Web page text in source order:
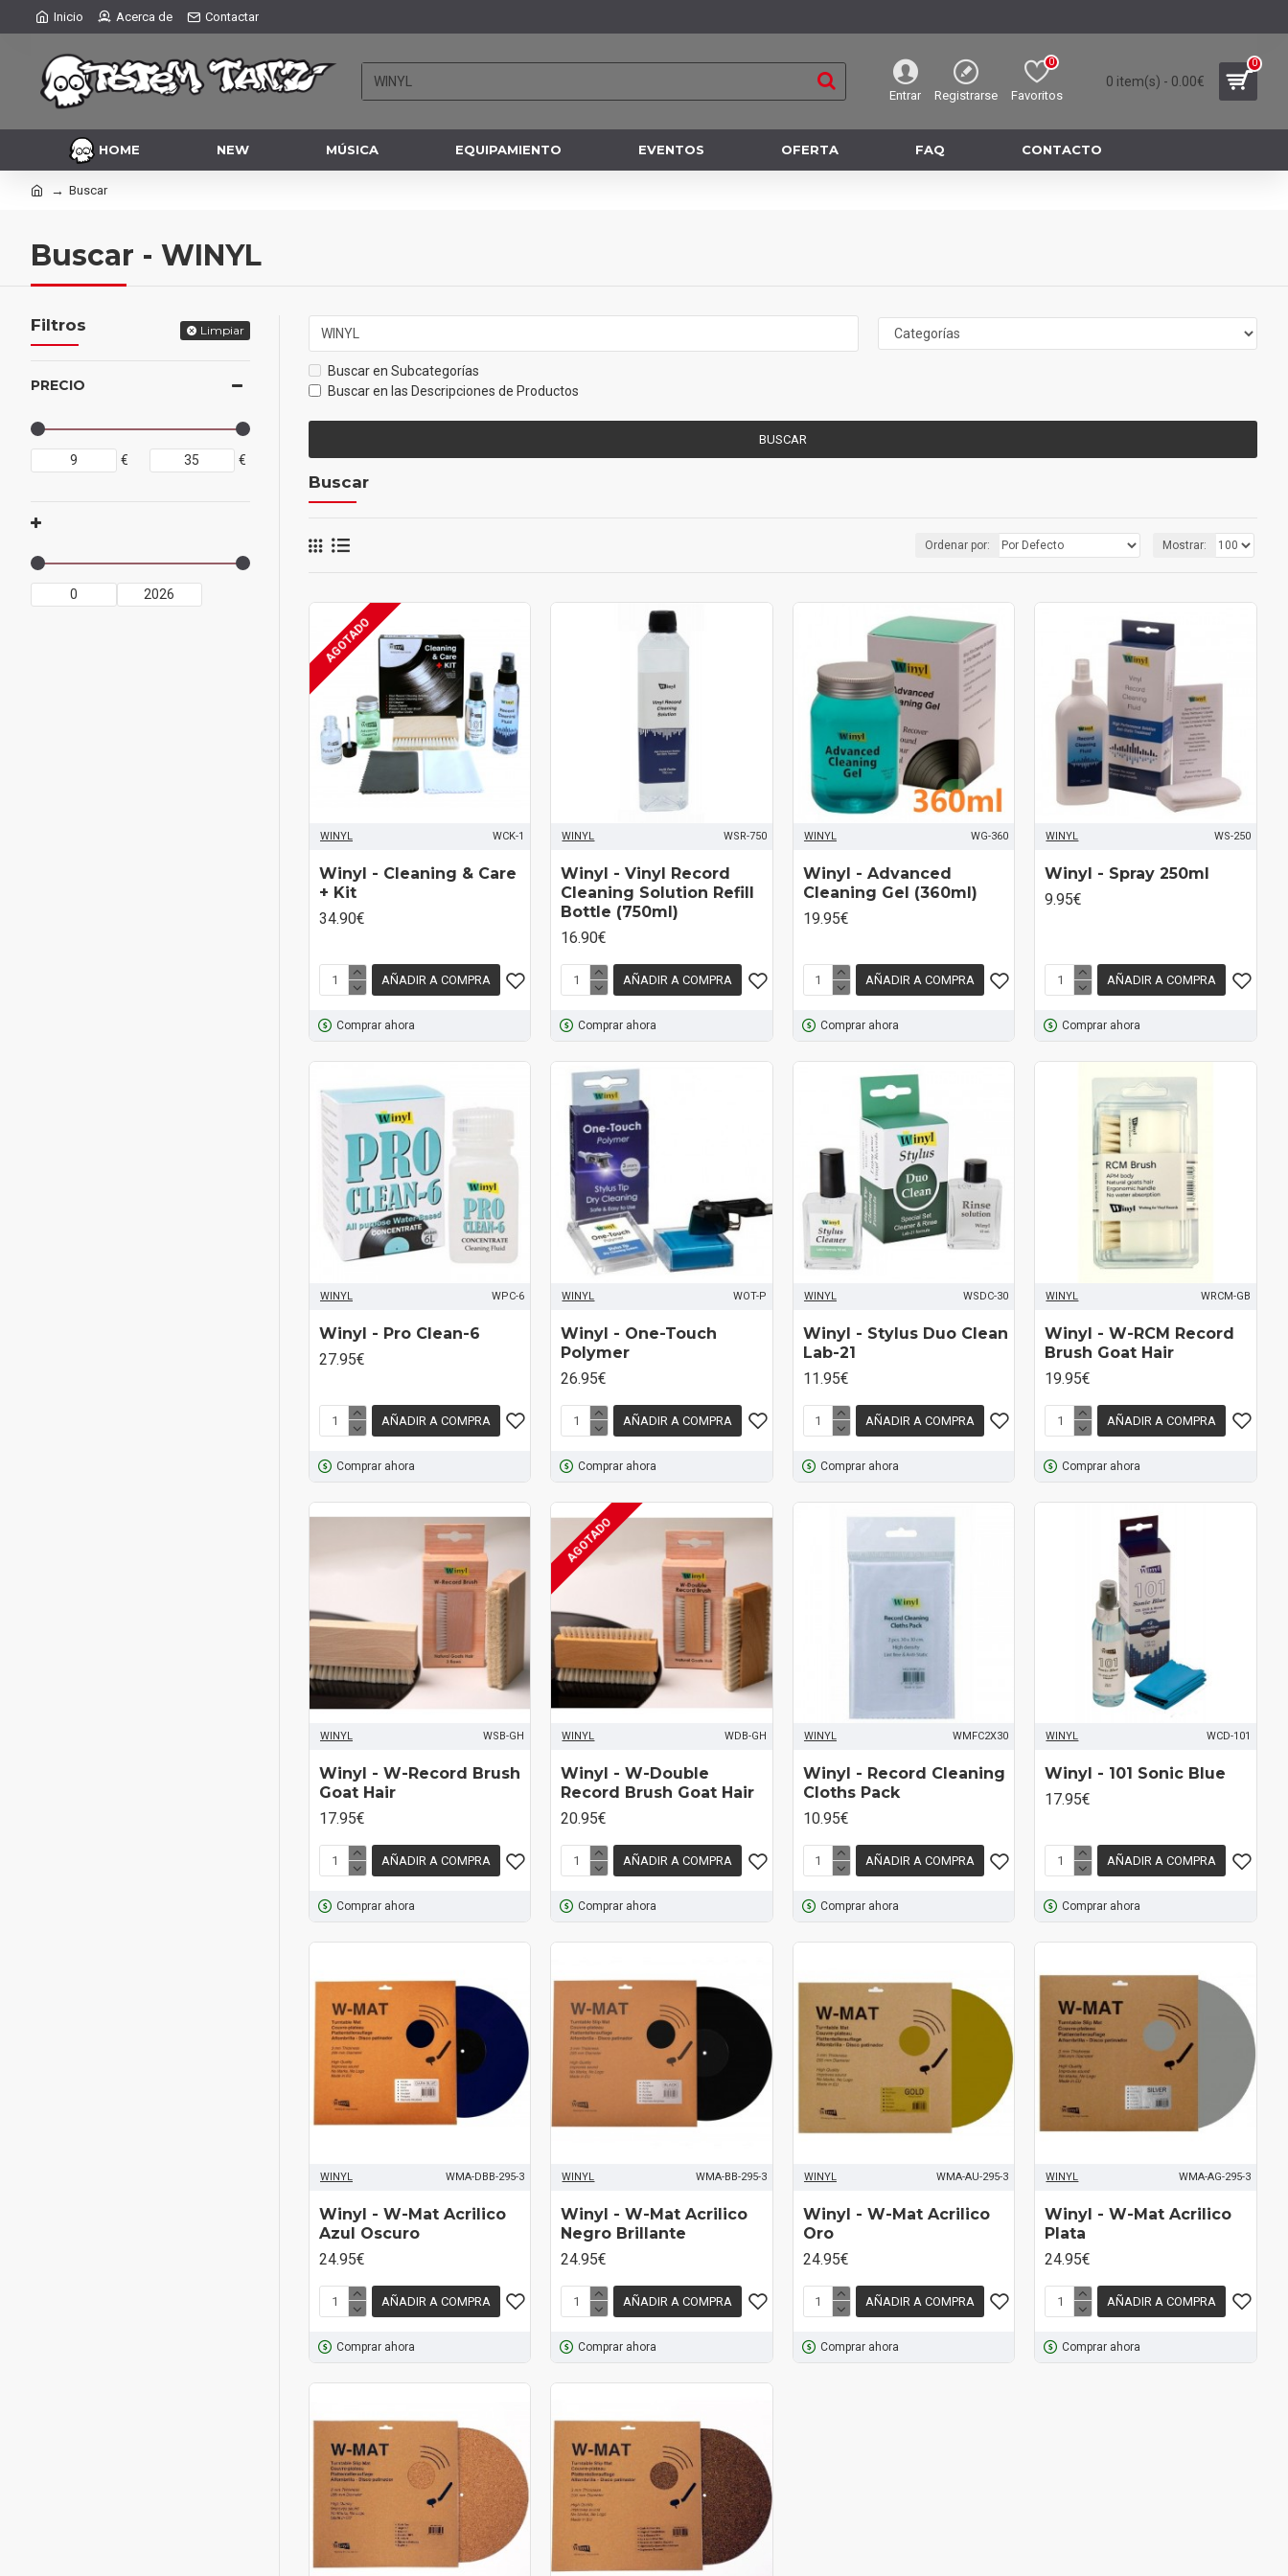
Inicio Acerca de Contactar
Entrar Registrarse Favoritos
0
0 item(s) - 0.00€
0
HOME NEW MÚSICA EQUIPAMIENTO EVENTOS OFERTA FAQ CONTACTO
Buscar
Buscar - WINYL
Filtros Limpiar
PRECIO
€ €
Buscar en Subcategorías
Buscar en las Descripciones de Productos
BUSCAR
Buscar
Ordenar por: Mostrar:
AGOTADO
WINYL WCK-1
Winyl - Cleaning & Care
+ Kit
34.90€
AÑADIR A COMPRA
Comprar ahora
WINYL WSR-750
Winyl - Vinyl Record
Cleaning Solution Refill
Bottle (750ml)
16.90€
AÑADIR A COMPRA
Comprar ahora
WINYL WG-360
Winyl - Advanced
Cleaning Gel (360ml)
19.95€
AÑADIR A COMPRA
Comprar ahora
WINYL WS-250
Winyl - Spray 250ml
9.95€
AÑADIR A COMPRA
Comprar ahora
WINYL WPC-6
Winyl - Pro Clean-6
27.95€
AÑADIR A COMPRA
Comprar ahora
WINYL WOT-P
Winyl - One-Touch
Polymer
26.95€
AÑADIR A COMPRA
Comprar ahora
WINYL WSDC-30
Winyl - Stylus Duo Clean
Lab-21
11.95€
AÑADIR A COMPRA
Comprar ahora
WINYL WRCM-GB
Winyl - W-RCM Record
Brush Goat Hair
19.95€
AÑADIR A COMPRA
Comprar ahora
WINYL WSB-GH
Winyl - W-Record Brush
Goat Hair
17.95€
AÑADIR A COMPRA
Comprar ahora
AGOTADO
WINYL WDB-GH
Winyl - W-Double
Record Brush Goat Hair
20.95€
AÑADIR A COMPRA
Comprar ahora
WINYL WMFC2X30
Winyl - Record Cleaning
Cloths Pack
10.95€
AÑADIR A COMPRA
Comprar ahora
WINYL WCD-101
Winyl - 101 Sonic Blue
17.95€
AÑADIR A COMPRA
Comprar ahora
WINYL WMA-DBB-295-3
Winyl - W-Mat Acrilico
Azul Oscuro
24.95€
AÑADIR A COMPRA
Comprar ahora
WINYL WMA-BB-295-3
Winyl - W-Mat Acrilico
Negro Brillante
24.95€
AÑADIR A COMPRA
Comprar ahora
WINYL WMA-AU-295-3
Winyl - W-Mat Acrilico
Oro
24.95€
AÑADIR A COMPRA
Comprar ahora
WINYL WMA-AG-295-3
Winyl - W-Mat Acrilico
Plata
24.95€
AÑADIR A COMPRA
Comprar ahora